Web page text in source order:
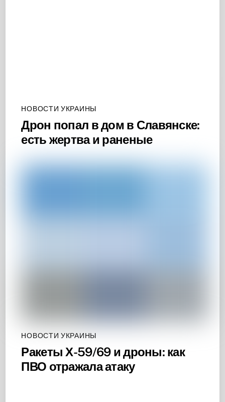
НОВОСТИ УКРАИНЫ
Дрон попал в дом в Славянске:
есть жертва и раненые
НОВОСТИ УКРАИНЫ
Ракеты Х-59/69 и дроны: как
ПВО отражала атаку